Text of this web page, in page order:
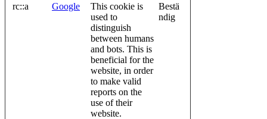
rc::a Google
This cookie is
used to
distinguish
between humans
and bots. This is
beneficial for the
website, in order
to make valid
reports on the
use of their
website.
Bestä
ndig